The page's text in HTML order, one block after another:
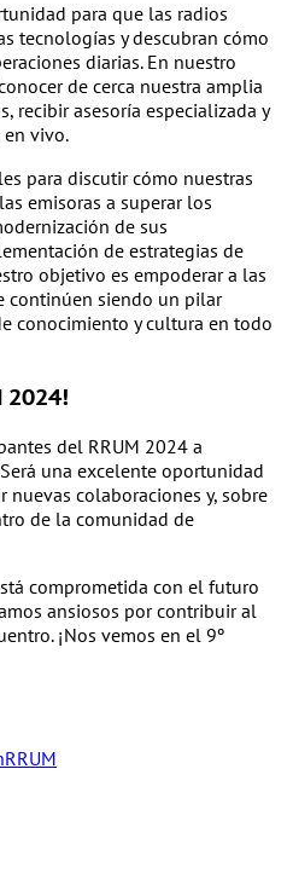
para que las radios
tecnologías y descubran cómo
diarias. En nuestro
de cerca nuestra amplia
recibir asesoría especializada y
en vivo.
para discutir cómo nuestras
emisoras a superar los
de sus
de estrategias de
objetivo es empoderar a las
continúen siendo un pilar
conocimiento y cultura en todo
2024!
del RRUM 2024 a
una excelente oportunidad
nuevas colaboraciones y, sobre
de la comunidad de
comprometida con el futuro
ansiosos por contribuir al
¡Nos vemos en el 9º
RRUM